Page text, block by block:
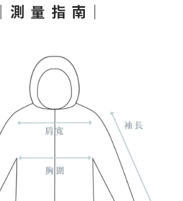
｜測 量 指 南｜
立即購買